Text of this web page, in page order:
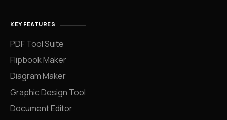
KEY FEATURES
PDF Tool Suite
Flipbook Maker
Diagram Maker
Graphic Design Tool
Document Editor